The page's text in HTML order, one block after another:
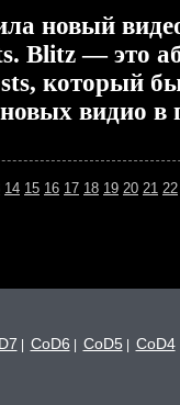
новый
Blitz — это
который
видио в
14 15 16 17 18 19 20 21 22
CoD6 CoD5 CoD4